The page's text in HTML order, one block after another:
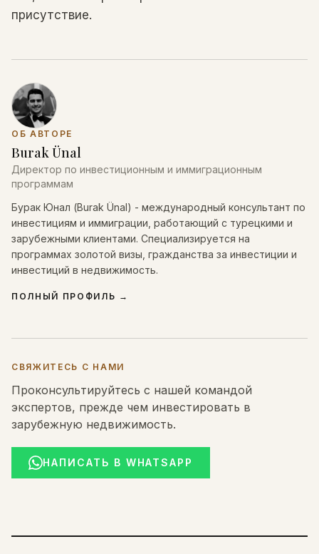
присутствие.
ОБ АВТОРЕ
Burak Ünal
Директор по инвестиционным и иммиграционным
программам
Бурак Юнал (Burak Ünal) - международный консультант по
инвестициям и иммиграции, работающий с турецкими и
зарубежными клиентами. Специализируется на
программах золотой визы, гражданства за инвестиции и
инвестиций в недвижимость.
ПОЛНЫЙ ПРОФИЛЬ →
СВЯЖИТЕСЬ С НАМИ
Проконсультируйтесь с нашей командой
экспертов, прежде чем инвестировать в
зарубежную недвижимость.
НАПИСАТЬ В WHATSAPP